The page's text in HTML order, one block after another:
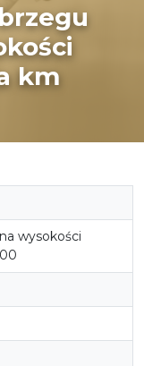
km
wysokości